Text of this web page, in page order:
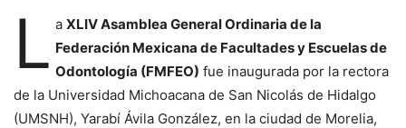
L a XLIV Asamblea General Ordinaria de la
Federación Mexicana de Facultades y Escuelas de
Odontología (FMFEO) fue inaugurada por la rectora
de la Universidad Michoacana de San Nicolás de Hidalgo
(UMSNH), Yarabí Ávila González, en la ciudad de Morelia,